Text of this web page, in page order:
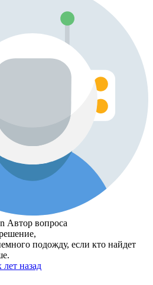
Автор вопроса
подожду, если кто найдет
лет назад